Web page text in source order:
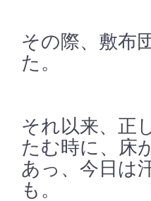
その際、敷布
た。
それ以来、正
たむ時に、床
あっ、今日は
も。